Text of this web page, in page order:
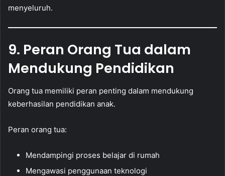
menyeluruh.
9. Peran Orang Tua dalam
Mendukung Pendidikan
Orang tua memiliki peran penting dalam mendukung
keberhasilan pendidikan anak.
Peran orang tua:
Mendampingi proses belajar di rumah
Mengawasi penggunaan teknologi